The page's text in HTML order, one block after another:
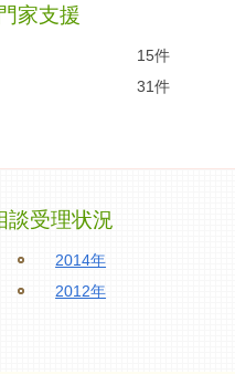
家支援
15件
31件
談受理状況
2014年
2012年